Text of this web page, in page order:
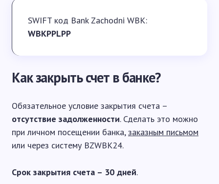
SWIFT код Bank Zachodni WBK:
WBKPPLPP
Как закрыть счет в банке?
Обязательное условие закрытия счета –
отсутствие задолженности. Сделать это можно
при личном посещении банка,заказным письмом
или через систему BZWBK24.
Срок закрытия счета – 30 дней.